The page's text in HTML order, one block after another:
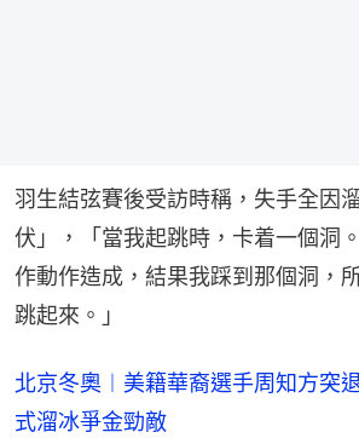
羽生結弦賽後受訪時稱，失手全因
伏」，「當我起跳時，卡着一個洞
作動作造成，結果我踩到那個洞，
跳起來。」
北京冬奧︱美籍華裔選手周知方
式溜冰爭金勁敵